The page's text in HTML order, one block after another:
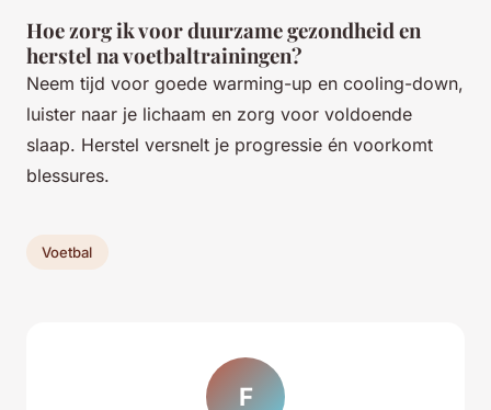
Hoe zorg ik voor duurzame gezondheid en
herstel na voetbaltrainingen?
Neem tijd voor goede warming-up en cooling-down,
luister naar je lichaam en zorg voor voldoende
slaap. Herstel versnelt je progressie én voorkomt
blessures.
Voetbal
F